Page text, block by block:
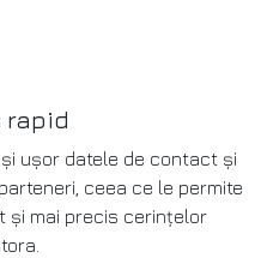
rapid
ușor datele de contact și
ceea ce le permite
și mai precis cerințelor